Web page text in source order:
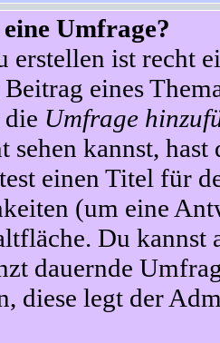
Umfrage?
erstellen ist recht
eines
Umfrage
sehen kannst,
einen Titel für
(um eine
Du
dauernde
diese legt der